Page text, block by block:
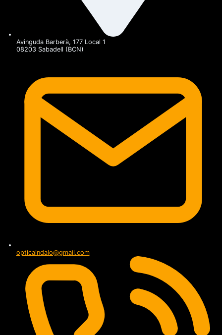
Avinguda Barberà, 177 Local 1
08203 Sabadell (BCN)
opticaindalo@gmail.com